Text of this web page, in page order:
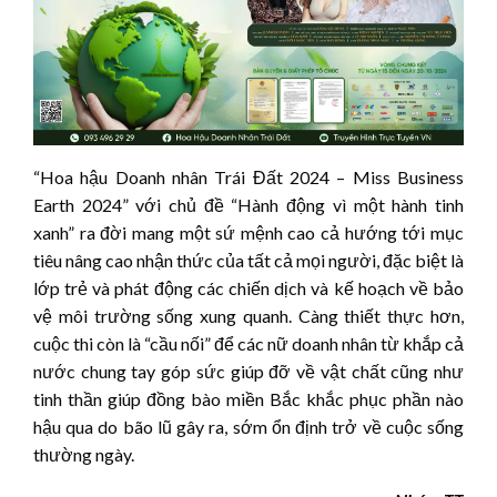
“Hoa hậu Doanh nhân Trái Đất 2024 – Miss Business
Earth 2024” với chủ đề “Hành động vì một hành tinh
xanh” ra đời mang một sứ mệnh cao cả hướng tới mục
tiêu nâng cao nhận thức của tất cả mọi người, đặc biệt là
lớp trẻ và phát động các chiến dịch và kế hoạch về bảo
vệ môi trường sống xung quanh. Càng thiết thực hơn,
cuộc thi còn là “cầu nối” để các nữ doanh nhân từ khắp cả
nước chung tay góp sức giúp đỡ về vật chất cũng như
tinh thần giúp đồng bào miền Bắc khắc phục phần nào
hậu qua do bão lũ gây ra, sớm ổn định trở về cuộc sống
thường ngày.